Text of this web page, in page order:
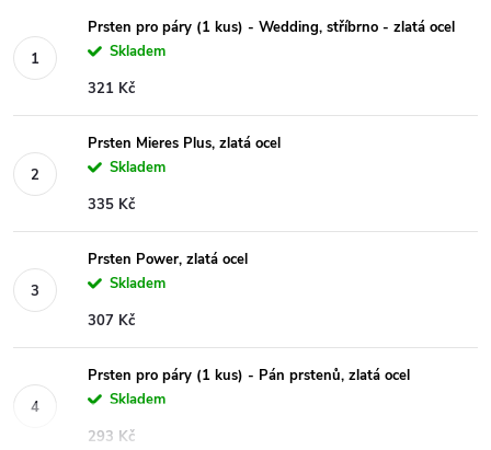
Prsten pro páry (1 kus) - Wedding, stříbrno - zlatá ocel
Skladem
321 Kč
Prsten Mieres Plus, zlatá ocel
Skladem
335 Kč
Prsten Power, zlatá ocel
Skladem
307 Kč
Prsten pro páry (1 kus) - Pán prstenů, zlatá ocel
Skladem
293 Kč